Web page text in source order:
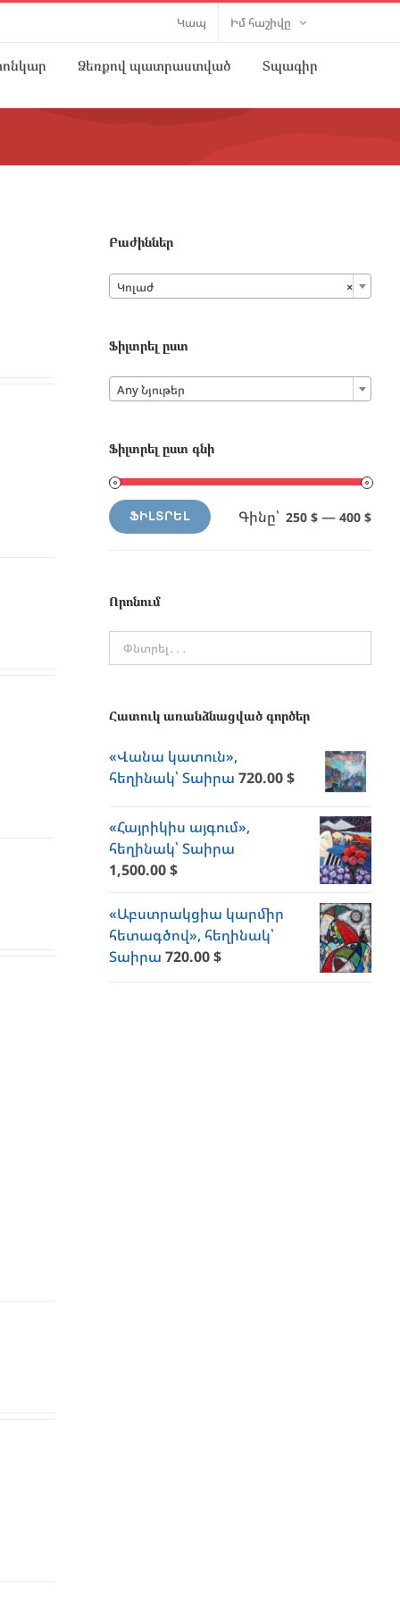
Կապ Իմ հաշիվը
Ձեռքով պատրաստված Տպագիր
Բաժիններ
×
Կոլաժ
Ֆիլտրել ըստ
Any Նյութեր
Ֆիլտրել ըստ գնի
Min
MaxՖԻԼՏՐԵԼ Գինը՝ 250 $ — 400 $
Որոնում
Հատուկ առանձնացված գործեր
«Վանա կատուն»,
հեղինակ՝ Տաիրա 720.00$
«Հայրիկիս այգում»,
հեղինակ՝ Տաիրա
1,500.00$
«Աբստրակցիա կարմիր
հետագծով», հեղինակ՝
Տաիրա 720.00$